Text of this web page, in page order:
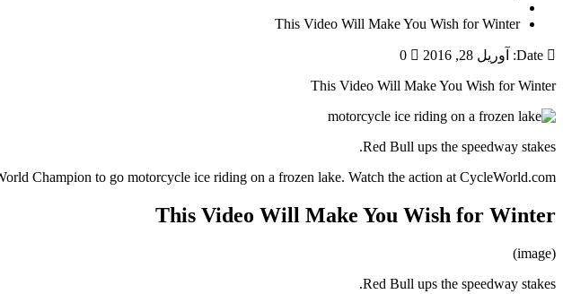
This Video Will Make You Wish for Winter
Date: آوریل 28, 2016
0
This Video Will Make You Wish for Winter
Red Bull ups the speedway stakes.
Champion to go motorcycle ice riding on a frozen lake. Watch the action at CycleWorld.com.
This Video Will Make You Wish for Winter
(image)
Red Bull ups the speedway stakes.